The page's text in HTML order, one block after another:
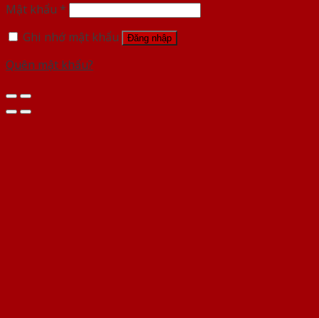
Mật khẩu *
Ghi nhớ mật khẩu
Đăng nhập
Quên mật khẩu?